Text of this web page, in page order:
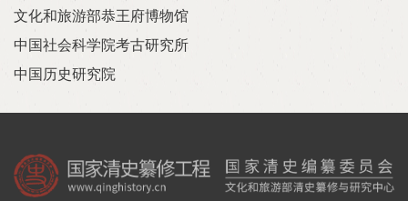
文化和旅游部恭王府博物馆
中国社会科学院考古研究所
中国历史研究院